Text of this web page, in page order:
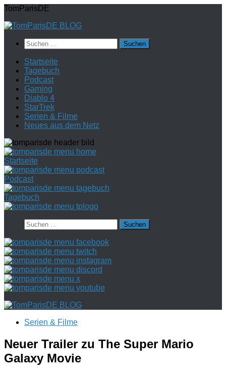
Zum
springen
TomParisDE
Suchen
nach:
Startseite
Tagebuch
Podcast
Gaming
Diablo 4
StarTrek
Serien & Filme
Neues aus dem Netz
Startseite
Podcast
Tagebuch
Suchen
nach:
Serien & Filme
Neuer Trailer zu The Super Mario
Galaxy Movie